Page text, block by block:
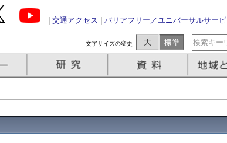
交通アクセス バリアフリー／ユニバーサルサー
文字サイズの変更